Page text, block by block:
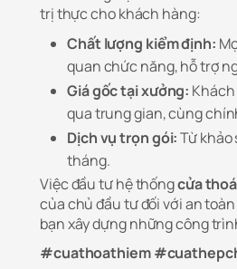
trị thực cho khách hàng:
Chất lượng kiểm định:
quan chức năng, hỗ trợ
Giá gốc tại xưởng:
qua trung gian, cùng
Dịch vụ trọn gói:Từ khảo
tháng.
Việc đầu tư hệ thốngcửa
của chủ đầu tư đối với an
bạn xây dựng những công
#cuathoathiem